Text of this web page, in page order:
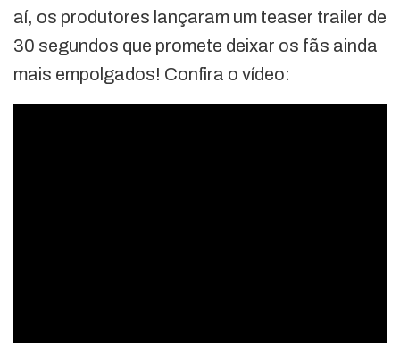
aí, os produtores lançaram um teaser trailer de
30 segundos que promete deixar os fãs ainda
mais empolgados! Confira o vídeo: